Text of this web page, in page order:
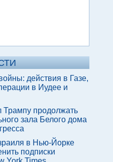
действия в Газе,
в Иудее и
Трампу продолжать
зала Белого дома
в Нью-Йорке
подписки